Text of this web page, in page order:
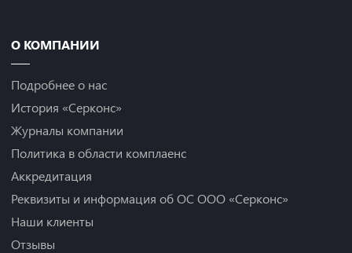
О КОМПАНИИ
Подробнее о нас
История «Серконс»
Журналы компании
Политика в области комплаенс
Аккредитация
Реквизиты и информация об ОС ООО «Серконс»
Наши клиенты
Отзывы